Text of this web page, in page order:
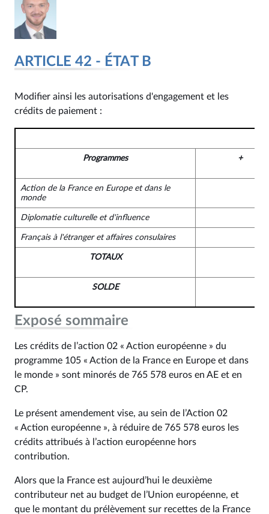
ARTICLE 42 - ÉTAT B
Modifier ainsi les autorisations d'engagement et les
crédits de paiement :
Programmes +
Action de la France en Europe et dans le
monde
Diplomatie culturelle et d'influence
Français à l'étranger et affaires consulaires
TOTAUX
SOLDE
Exposé sommaire
Les crédits de l’action 02 « Action européenne » du
programme 105 « Action de la France en Europe et dans
le monde » sont minorés de 765 578 euros en AE et en
CP.
Le présent amendement vise, au sein de l’Action 02
« Action européenne », à réduire de 765 578 euros les
crédits attribués à l’action européenne hors
contribution.
Alors que la France est aujourd’hui le deuxième
contributeur net au budget de l’Union européenne, et
que le montant du prélèvement sur recettes de la France